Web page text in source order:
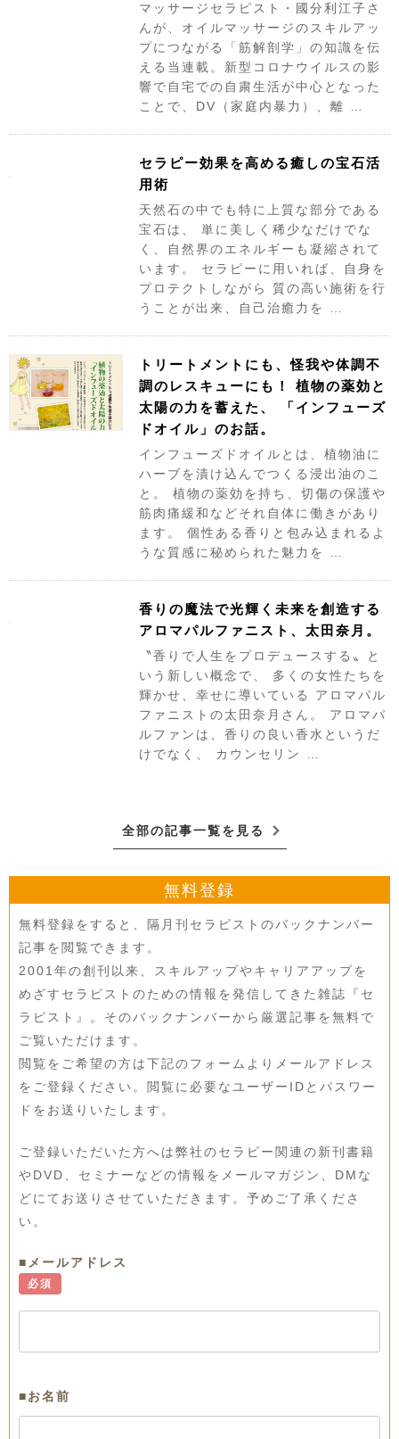
マッサージセラピスト・國分利江子さ
んが、オイルマッサージのスキルアッ
プにつながる「筋解剖学」の知識を伝
える当連載。新型コロナウイルスの影
響で自宅での自粛生活が中心となった
ことで、DV（家庭内暴力）、離 …
セラピー効果を高める癒しの宝石活
用術
天然石の中でも特に上質な部分である
宝石は、 単に美しく稀少なだけでな
く、自然界のエネルギーも凝縮されて
います。 セラピーに用いれば、自身を
プロテクトしながら 質の高い施術を行
うことが出来、自己治癒力を …
トリートメントにも、怪我や体調不
調のレスキューにも！ 植物の薬効と
太陽の力を蓄えた、 「インフューズ
ドオイル」のお話。
インフューズドオイルとは、植物油に
ハーブを漬け込んでつくる浸出油のこ
と。 植物の薬効を持ち、切傷の保護や
筋肉痛緩和などそれ自体に働きがあり
ます。 個性ある香りと包み込まれるよ
うな質感に秘められた魅力を …
香りの魔法で光輝く未来を創造する
アロマパルファニスト、太田奈月。
〝香りで人生をプロデュースする〟と
いう新しい概念で、 多くの女性たちを
輝かせ、幸せに導いている アロマパル
ファニストの太田奈月さん。 アロマパ
ルファンは、香りの良い香水というだ
けでなく、 カウンセリン …
全部の記事一覧を見る
無料登録
無料登録をすると、隔月刊セラピストのバックナンバー
記事を閲覧できます。
2001年の創刊以来、スキルアップやキャリアアップを
めざすセラピストのための情報を発信してきた雑誌『セ
ラピスト』。そのバックナンバーから厳選記事を無料で
ご覧いただけます。
閲覧をご希望の方は下記のフォームよりメールアドレス
をご登録ください。閲覧に必要なユーザーIDとパスワー
ドをお送りいたします。
ご登録いただいた方へは弊社のセラピー関連の新刊書籍
やDVD、セミナーなどの情報をメールマガジン、DMな
どにてお送りさせていただきます。予めご了承くださ
い。
■メールアドレス
必須
■お名前